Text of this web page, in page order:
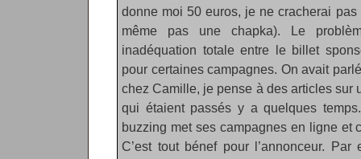
donne moi 50 euros, je ne cracherai
même pas une chapka). Le
inadéquation totale entre le billet
pour certaines campagnes. On avait
chez Camille, je pense à des articles sur
qui étaient passés y a quelques
buzzing met ses campagnes en ligne et
C’est tout bénef pour l’annonceur.